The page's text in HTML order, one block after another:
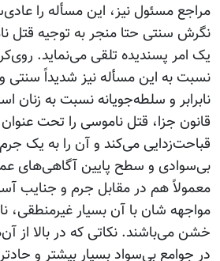
مراجع مسئول نیز، این مسأله را
نگرش سنتی حتا منجر به توجیه قتل
یک امر پسندیده تلقی می‌نماید.
نسبت به این مسأله نیز شدیداً
قانون جزا، قتل ناموسی را تحت
قباحت‌زدایی می‌کند و آن را به یک
بی‌سوادی و سطح پایین آگاهی‌های
معمولاً هم در مقابل جرم و جنایب
مواجهه شان با آن بسیار غیرمنطقی،
خشن می‌باشند. نکاتی که در بالا از
در جوامع بی‌سواد بسیار بیشتر و